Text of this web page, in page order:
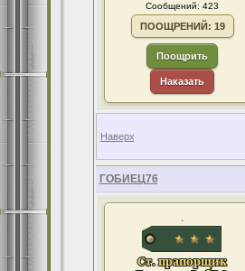
Сообщений: 423
ПООЩРЕНИЙ: 19
Поощрить
Наказать
Наверх
ГОБИЕЦ76
.